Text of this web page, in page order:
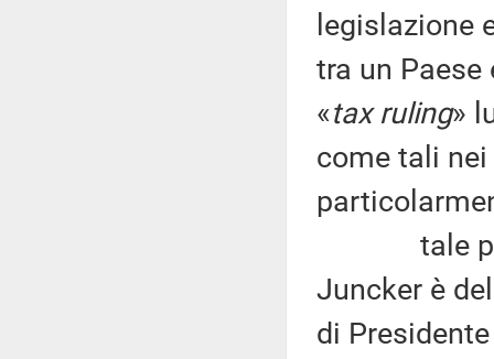
legislazione
tra un
«tax ruling»
come tali
tale
Juncker è
di